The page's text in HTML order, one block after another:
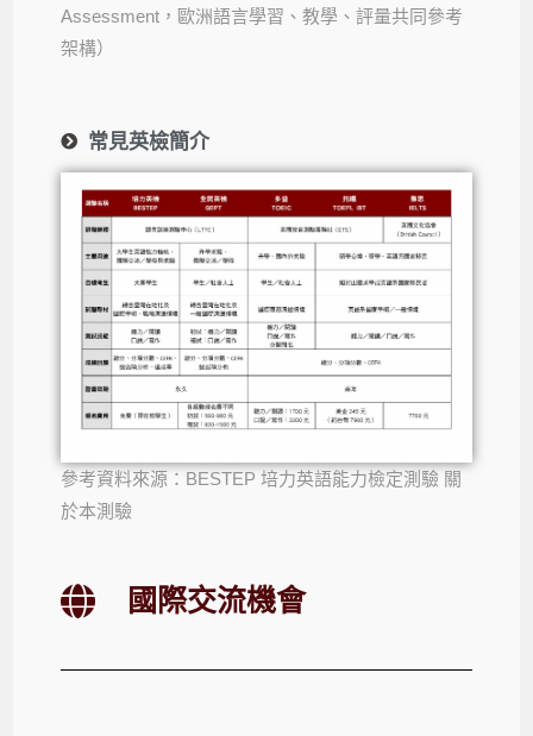
Assessment，歐洲語言學習、教學、評量共同參考
架構）
常見英檢簡介
參考資料來源：BESTEP 培力英語能力檢定測驗 關
於本測驗
國際交流機會